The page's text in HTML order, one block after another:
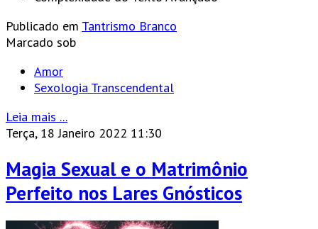
Publicado em Tantrismo Branco
Marcado sob
Amor
Sexologia Transcendental
Leia mais ...
Terça, 18 Janeiro 2022 11:30
Magia Sexual e o Matrimônio
Perfeito nos Lares Gnósticos